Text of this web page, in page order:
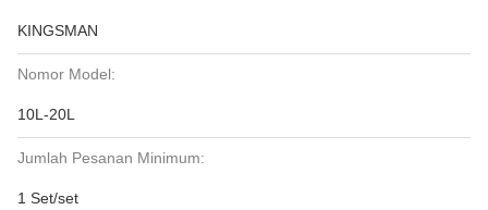
KINGSMAN
Nomor Model:
10L-20L
Jumlah Pesanan Minimum:
1 Set/set